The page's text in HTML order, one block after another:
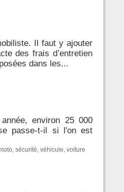
Il faut y ajouter
des frais d’entretien
dans les...
environ 25 000
passe-t-il si l'on est
, sécurité, véhicule, voiture